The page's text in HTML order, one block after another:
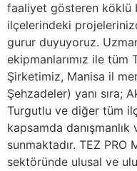
faaliyet gösteren köklü
ilçelerindeki
gurur duyuyoruz.
ekipmanlarımız ile tüm
Şirketimiz, Manisa il
Şehzadeler) yanı sıra;
Turgutlu ve diğer tüm
kapsamda
sunmaktadır. TEZ PRO
sektöründe ulusal ve